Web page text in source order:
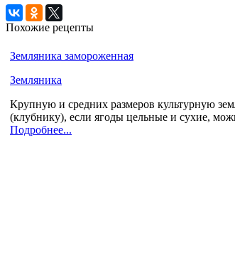
Похожие рецепты
Земляника замороженная
Земляника
Крупную и средних размеров культурную
(клубнику), если ягоды цельные и сухие,
Подробнее...